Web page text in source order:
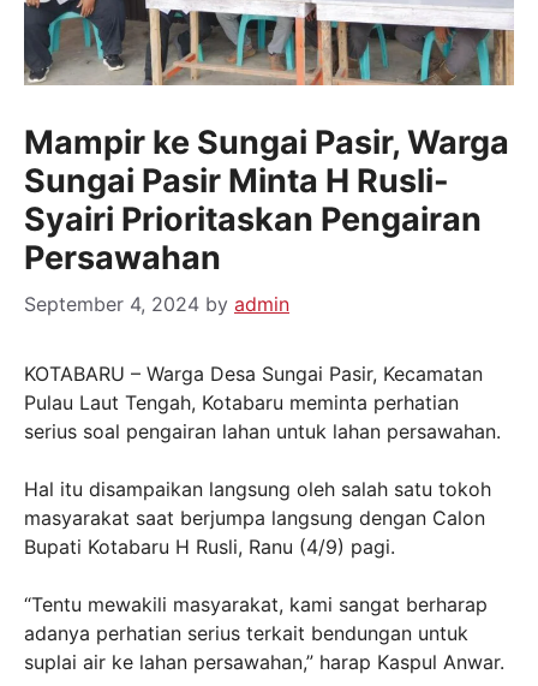
Mampir ke Sungai Pasir, Warga
Sungai Pasir Minta H Rusli-
Syairi Prioritaskan Pengairan
Persawahan
September 4, 2024 by admin
KOTABARU – Warga Desa Sungai Pasir, Kecamatan
Pulau Laut Tengah, Kotabaru meminta perhatian
serius soal pengairan lahan untuk lahan persawahan.
Hal itu disampaikan langsung oleh salah satu tokoh
masyarakat saat berjumpa langsung dengan Calon
Bupati Kotabaru H Rusli, Ranu (4/9) pagi.
“Tentu mewakili masyarakat, kami sangat berharap
adanya perhatian serius terkait bendungan untuk
suplai air ke lahan persawahan,” harap Kaspul Anwar.